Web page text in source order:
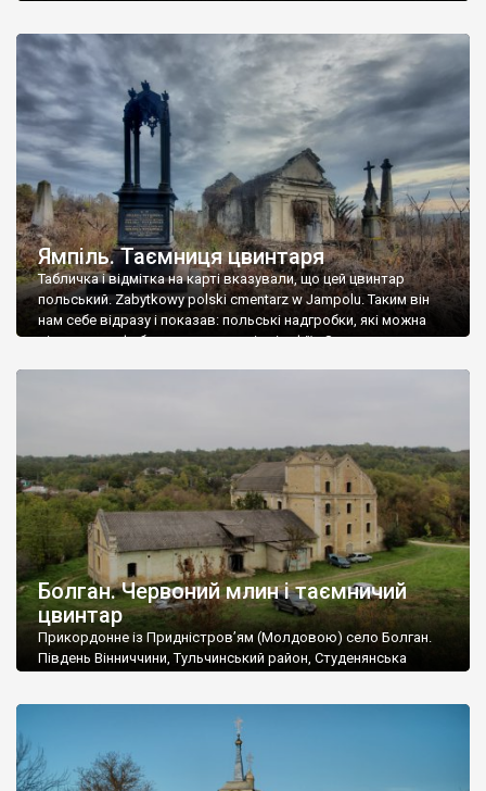
Ямпіль. Таємниця цвинтаря
Табличка і відмітка на карті вказували, що цей цвинтар
польський. Zabytkowy polski cmentarz w Jampolu. Таким він
нам себе відразу і показав: польські надгробки, які можна
віднести до фабричних, польські епітафії… Загалом цвинтар
Болган. Червоний млин і таємничий
цвинтар
Прикордонне із Придністров’ям (Молдовою) село Болган.
Південь Вінниччини, Тульчинський район, Студенянська
старовинний цвинтар із кам’яними хрестами. Всі епітафії, які
збереглися, написані кирилицею, церковнослов’янською
мовою. За всіма традиційними ознаками – цвинтар
український. Хрести датуються 19 століттям. У 1924-1940